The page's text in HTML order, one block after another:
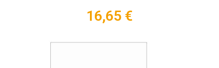
16,65 €